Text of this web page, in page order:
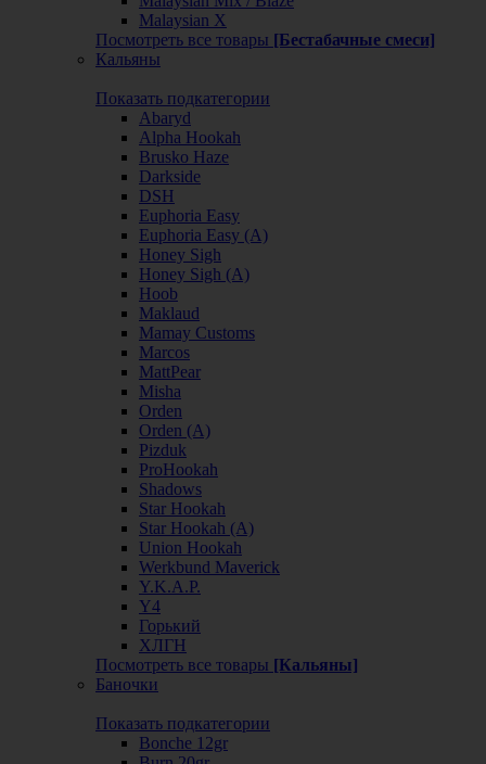
Malaysian X
Посмотреть все товары [Бестабачные смеси]
Кальяны
Показать подкатегории
Abaryd
Alpha Hookah
Brusko Haze
Darkside
DSH
Euphoria Easy
Euphoria Easy (А)
Honey Sigh
Honey Sigh (А)
Hoob
Maklaud
Mamay Customs
Marcos
MattPear
Misha
Orden
Orden (А)
Pizduk
ProHookah
Shadows
Star Hookah
Star Hookah (А)
Union Hookah
Werkbund Maverick
Y.K.A.P.
Y4
Горький
ХЛГН
Посмотреть все товары [Кальяны]
Баночки
Показать подкатегории
Bonche 12gr